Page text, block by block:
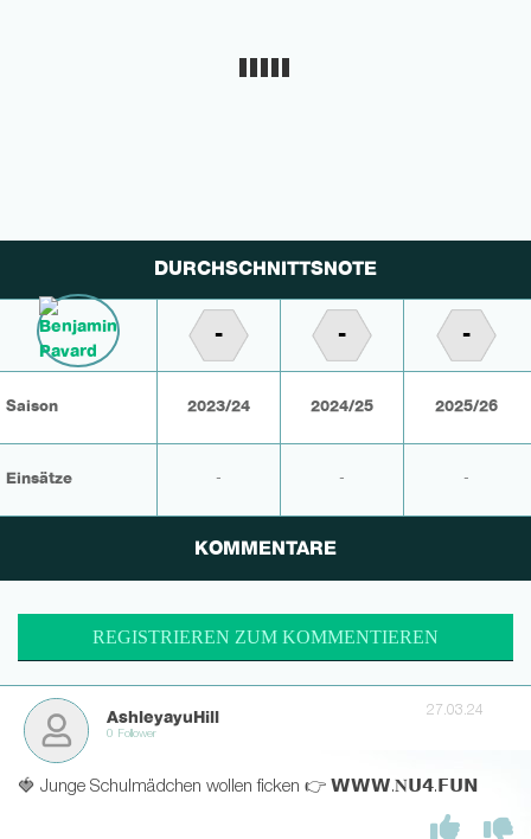
DURCHSCHNITTSNOTE
- - -
Saison 2023/24 2024/25 2025/26
Einsätze - - -
KOMMENTARE
REGISTRIEREN ZUM KOMMENTIEREN
AshleyayuHill
0 Follower
27.03.24
🍓 Junge Schulmädchen wollen ficken 👉 𝗪𝗪𝗪.𝐍𝗨𝟰.𝗙𝗨𝗡